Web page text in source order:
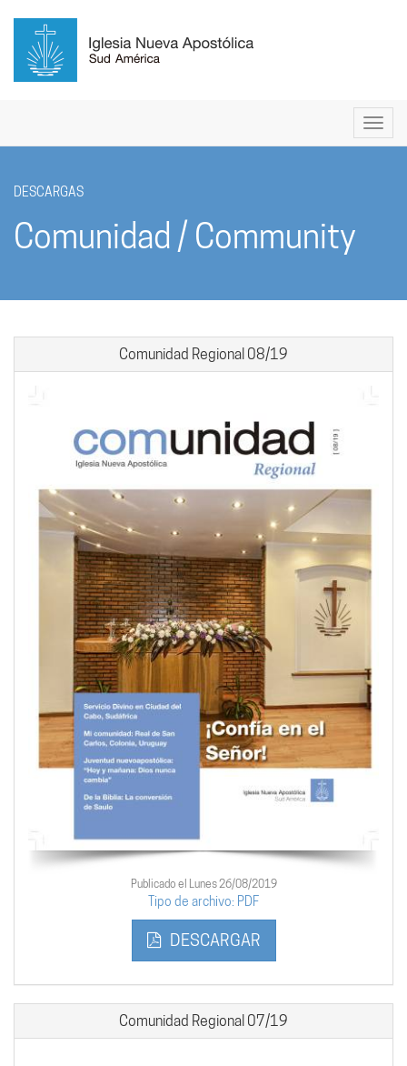
DESCARGAS
Comunidad / Community
Comunidad Regional 08/19
Publicado el Lunes 26/08/2019
Tipo de archivo: PDF
DESCARGAR
Comunidad Regional 07/19